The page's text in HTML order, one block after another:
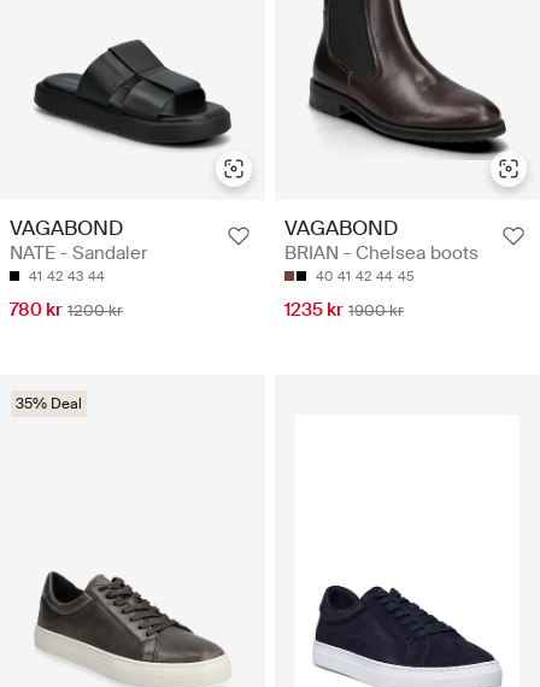
VAGABOND
NATE - Sandaler
41 42 43 44
780 kr 1200 kr
VAGABOND
BRIAN - Chelsea boots
40 41 42 44 45
1235 kr 1900 kr
35% Deal